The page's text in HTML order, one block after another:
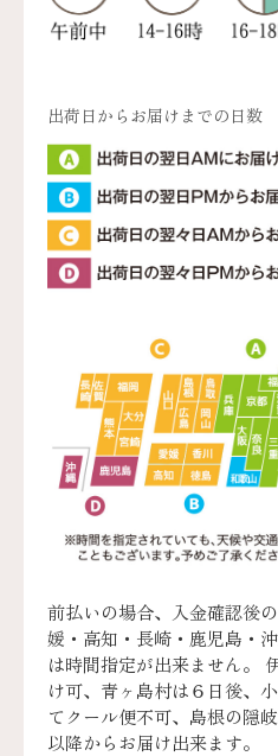
出荷日からお届けまでの日数
前払いの場合、入金確認後
媛・高知・長崎・鹿児島・
は時間指定が出来ません。
け可、青ヶ島村は６日後、
てクール便不可、島根の隠
以降からお届け出来ます。